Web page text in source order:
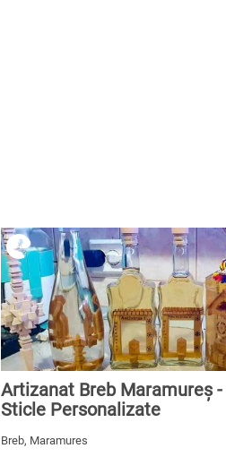
Artizanat Breb Maramureș -
Sticle Personalizate
Breb, Maramures